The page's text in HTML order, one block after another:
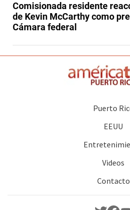
Comisionada residente
de Kevin McCarthy como
Cámara federal
Puerto
EEUU
Videos
Contacto